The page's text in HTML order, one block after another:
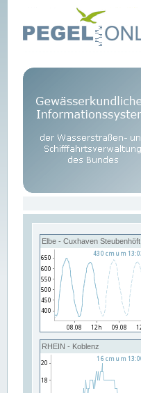
Elbe - Cuxhaven Steubenhöft
RHEIN - Koblenz